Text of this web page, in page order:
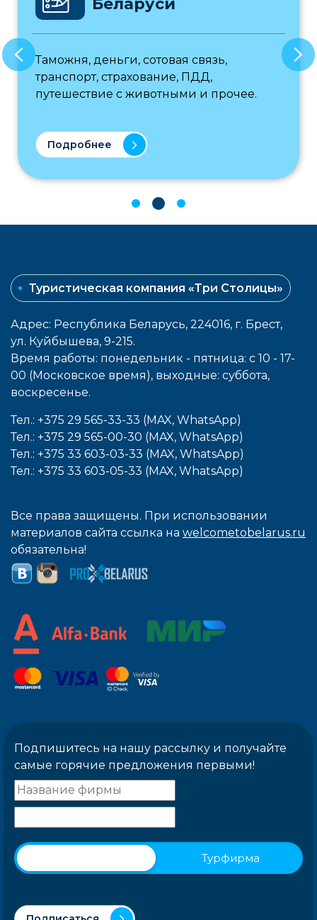
Беларуси
Таможня, деньги, сотовая связь,
транспорт, страхование, ПДД,
путешествие с животными и прочее.
Подробнее
Туристическая компания «Три Столицы»
Адрес: Республика Беларусь, 224016, г. Брест,
ул. Куйбышева, 9-215.
Время работы: понедельник - пятница: с 10 - 17-
00 (Московское время), выходные: cуббота,
воcкресенье.
Тел.: +375 29 565-33-33 (MAX, WhatsApp)
Тел.: +375 29 565-00-30 (MAX, WhatsApp)
Тел.: +375 33 603-03-33 (MAX, WhatsApp)
Тел.: +375 33 603-05-33 (MAX, WhatsApp)
Все права защищены. При использовании
материалов сайта ссылка на welcometobelarus.ru
обязательна!
Подпишитесь на нашу рассылку и получайте
самые горячие предложения первыми!
Турфирма